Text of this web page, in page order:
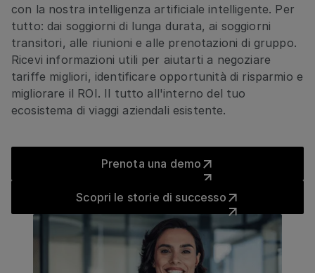
con la nostra intelligenza artificiale intelligente. Per
tutto: dai soggiorni di lunga durata, ai soggiorni
transitori, alle riunioni e alle prenotazioni di gruppo.
Ricevi informazioni utili per aiutarti a negoziare
tariffe migliori, identificare opportunità di risparmio e
migliorare il ROI. Il tutto all'interno del tuo
ecosistema di viaggi aziendali esistente.
Prenota una demo
Scopri le storie di successo